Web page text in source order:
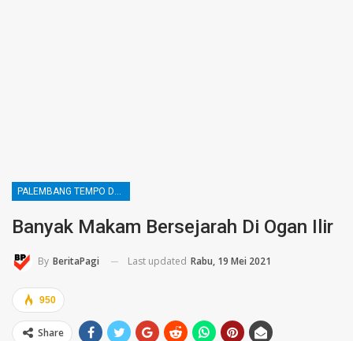
Banyak Makam Bersejarah Di Ogan Ilir
By BeritaPagi Last updated Rabu, 19 Mei 2021
950
Share